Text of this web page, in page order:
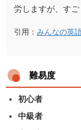
労しますが、すご
引用： みんなの英
難易度
初心者
中級者